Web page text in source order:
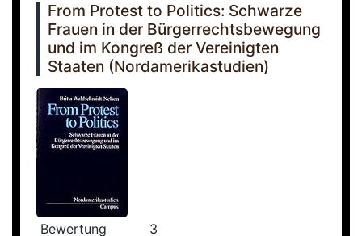
From Protest to Politics: Schwarze
Frauen in der Bürgerrechtsbewegung
und im Kongreß der Vereinigten
Staaten (Nordamerikastudien)
Bewertung 3